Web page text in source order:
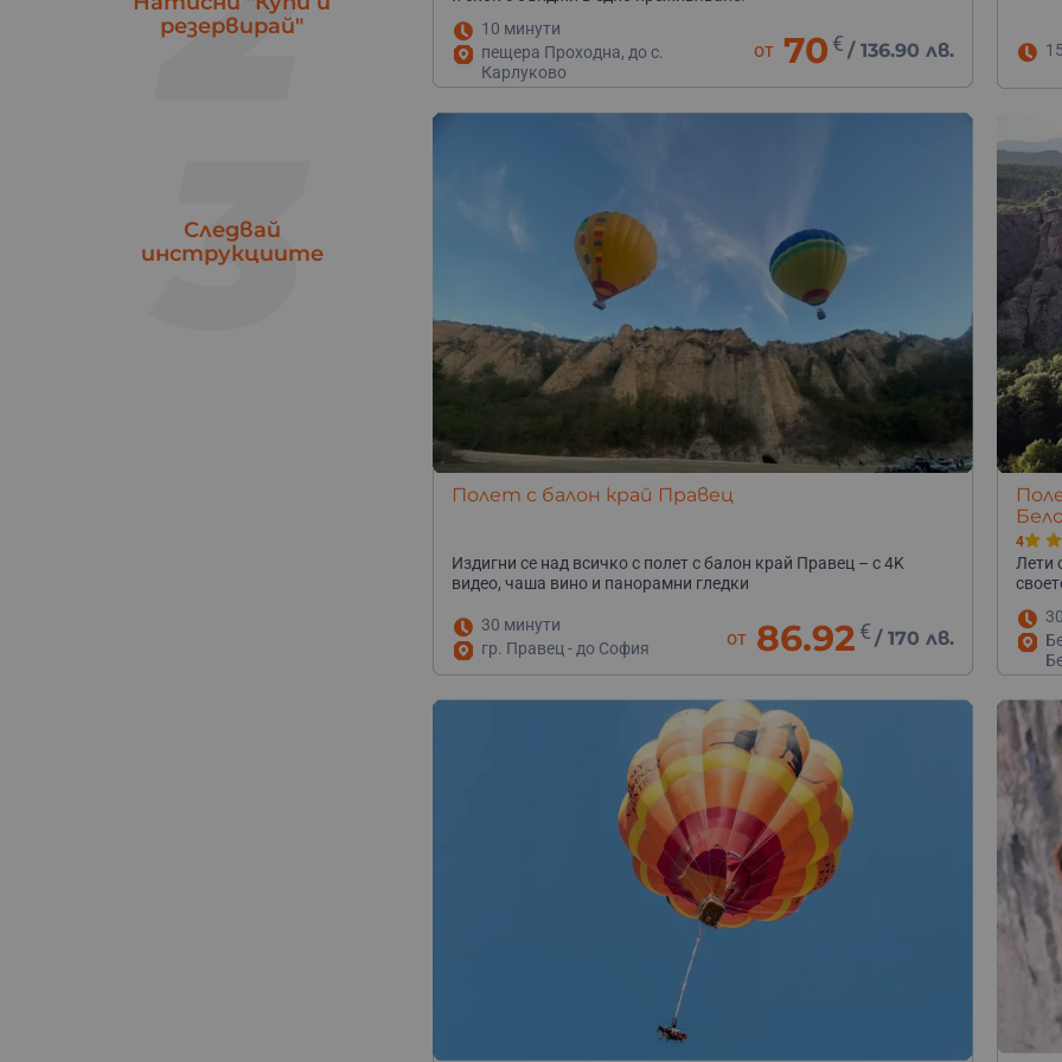
резервирай"
3
Следвай
инструкциите
10 минути
пещера Проходна, до с.
Карлуково
от 70 € /136.90 лв.
Полет с балон край Правец
Издигни се над всичко с полет с балон край Правец – с 4K
видео, чаша вино и панорамни гледки
30 минути
гр. Правец - до София
от 86.92 € /170 лв.
4
Лети